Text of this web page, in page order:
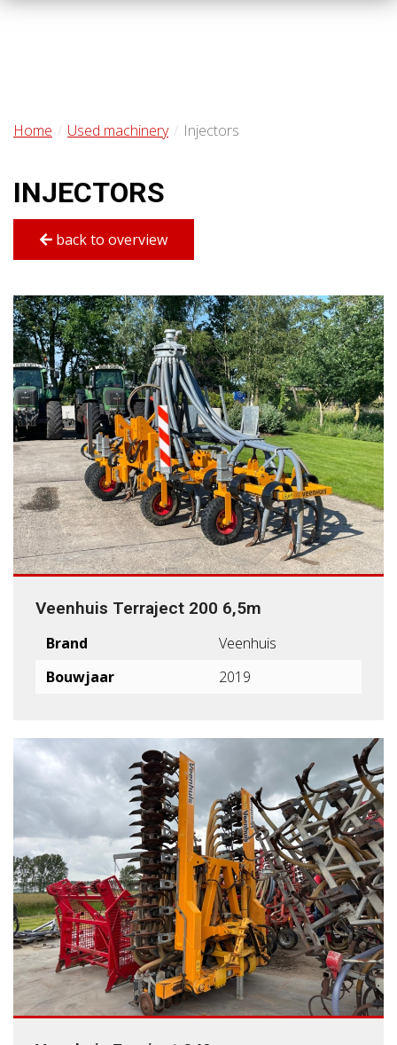
Home Used machinery Injectors
INJECTORS
back to overview
Veenhuis Terraject 200 6,5m
Brand
Veenhuis
Bouwjaar
2019